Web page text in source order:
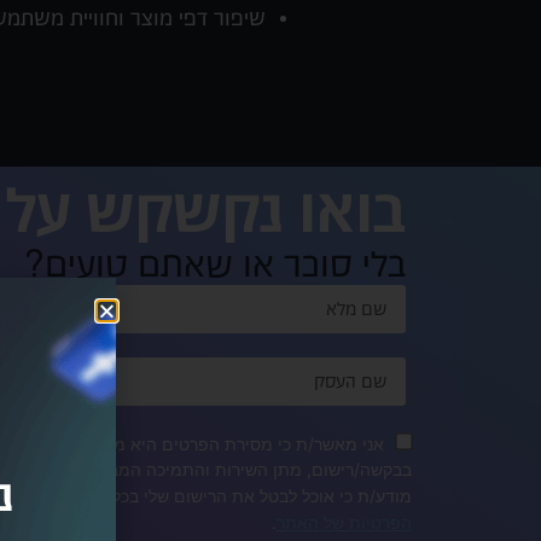
שיפור דפי מוצר וחוויית
בואו נקשקש
בלי סוכר או שאתם טועים?
אני מאשר/ת כי מסירת הפרטים היא מרצוני. הפרטים
מודע/ת כי אוכל לבטל את הרישום שלי בכל עת ושעל